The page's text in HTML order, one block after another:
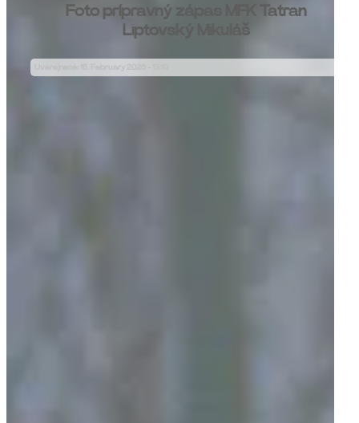
Foto prípravný zápas MFK Tatran
Liptovský Mikuláš